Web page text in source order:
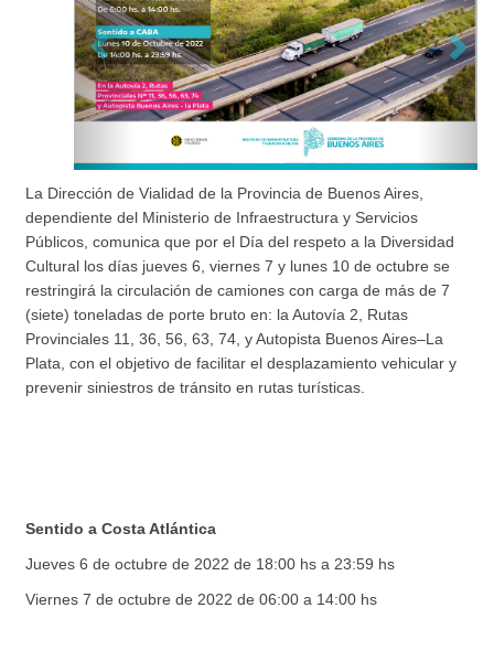
La Dirección de Vialidad de la Provincia de Buenos Aires,
dependiente del Ministerio de Infraestructura y Servicios
Públicos, comunica que por el Día del respeto a la Diversidad
Cultural los días jueves 6, viernes 7 y lunes 10 de octubre se
restringirá la circulación de camiones con carga de más de 7
(siete) toneladas de porte bruto en: la Autovía 2, Rutas
Provinciales 11, 36, 56, 63, 74, y Autopista Buenos Aires–La
Plata, con el objetivo de facilitar el desplazamiento vehicular y
prevenir siniestros de tránsito en rutas turísticas.
Sentido a Costa Atlántica
Jueves 6 de octubre de 2022 de 18:00 hs a 23:59 hs
Viernes 7 de octubre de 2022 de 06:00 a 14:00 hs